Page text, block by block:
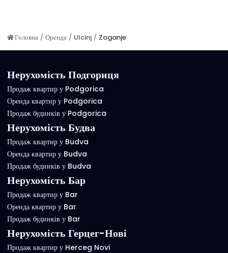
Головна / Оренда / Ulcinj / Zoganje
Нерухомість Подгориця
Продаж квартир у Podgorica
Оренда квартир у Podgorica
Продаж будинків у Podgorica
Нерухомість Будва
Продаж квартир у Budva
Оренда квартир у Budva
Продаж будинків у Budva
Нерухомість Бар
Продаж квартир у Bar
Оренда квартир у Bar
Продаж будинків у Bar
Нерухомість Герцег-Нові
Продаж квартир у Herceg Novi